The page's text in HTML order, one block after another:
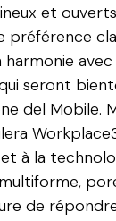
et
préférence
harmonie
seront
del Mobile.
à la
de